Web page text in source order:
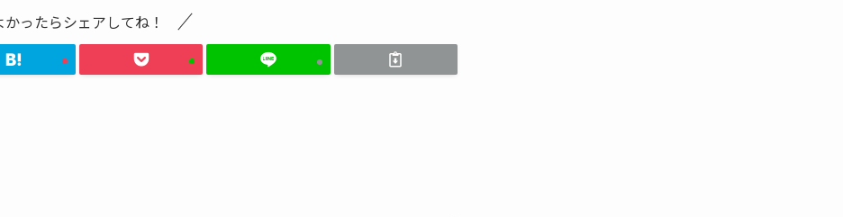
かったらシェアしてね！